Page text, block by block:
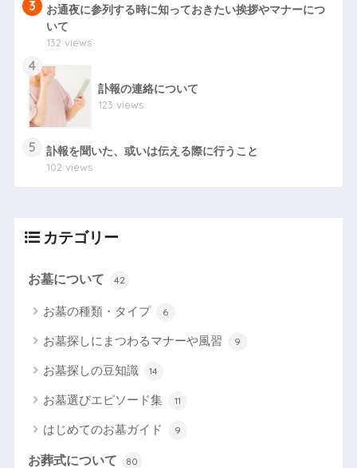
3
お通夜に参列する時に知っておきたい挨拶やマナーにつ
いて
132 views
4
訃報の連絡について
123 views
5
訃報を聞いた、或いは伝える際に行うこと
102 views
カテゴリー
お墓について 42
お墓の種類・タイプ 6
お墓探しにまつわるマナーや風習 9
お墓探しの豆知識 14
お墓選びエピソード集 11
はじめてのお墓ガイド 9
お葬式について 80